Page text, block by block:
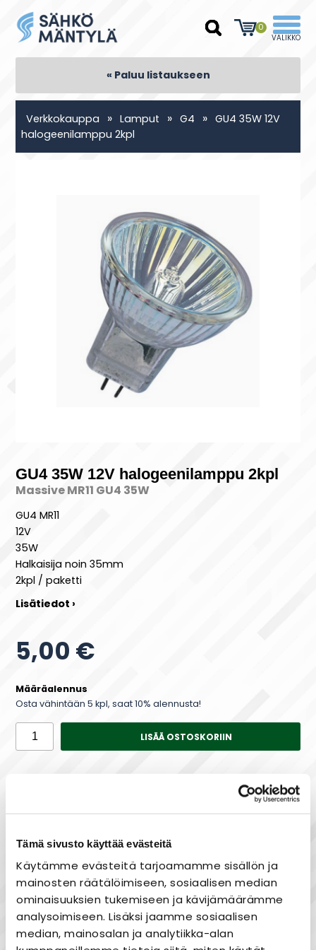
Tämä sivusto käyttää evästeitä
Käytämme evästeitä tarjoamamme sisällön ja
mainosten räätälöimiseen, sosiaalisen median
ominaisuuksien tukemiseen ja kävijämäärämme
analysoimiseen. Lisäksi jaamme sosiaalisen
median, mainosalan ja analytiikka-alan
0
« Paluu listaukseen
Verkkokauppa » Lamput » G4 » GU4 35W 12V
halogeenilamppu 2kpl
GU4 35W 12V halogeenilamppu 2kpl
Massive MR11 GU4 35W
GU4 MR11
12V
35W
Halkaisija noin 35mm
2kpl / paketti
Lisätiedot ›
5,00 €
Määräalennus
Osta vähintään 5 kpl, saat 10% alennusta!
LISÄÄ OSTOSKORIIN
Maksa joustavasti osissa!
Nopea toimitus